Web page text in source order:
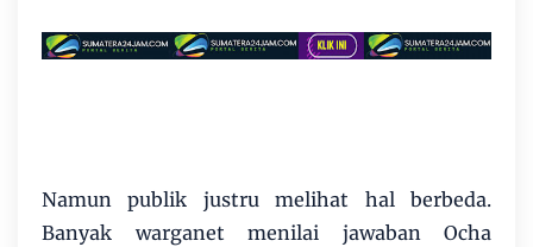
Namun publik justru melihat hal berbeda.
Banyak warganet menilai jawaban Ocha